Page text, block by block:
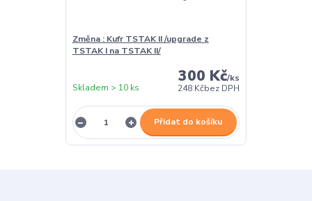
Změna : Kufr TSTAK II /upgrade z
TSTAK I na TSTAK II/
300 Kč/ks
248 Kčbez DPH
Skladem > 10 ks
Přidat do košíku